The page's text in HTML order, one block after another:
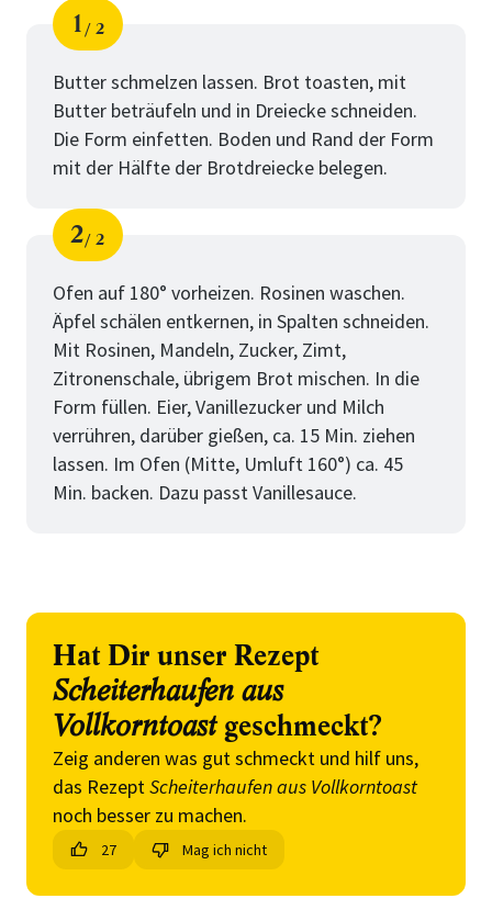
Schritt
1
von
2
Butter schmelzen lassen. Brot toasten, mit
Butter beträufeln und in Dreiecke schneiden.
Die Form einfetten. Boden und Rand der Form
mit der Hälfte der Brotdreiecke belegen.
Schritt
2
von
2
Ofen auf 180° vorheizen. Rosinen waschen.
Äpfel schälen entkernen, in Spalten schneiden.
Mit Rosinen, Mandeln, Zucker, Zimt,
Zitronenschale, übrigem Brot mischen. In die
Form füllen. Eier, Vanillezucker und Milch
verrühren, darüber gießen, ca. 15 Min. ziehen
lassen. Im Ofen (Mitte, Umluft 160°) ca. 45
Min. backen. Dazu passt Vanillesauce.
Hat Dir unser Rezept
Scheiterhaufen aus
Vollkorntoastgeschmeckt?
Zeig anderen was gut schmeckt und hilf uns,
das RezeptScheiterhaufen aus Vollkorntoast
noch besser zu machen.
27 Mag ich nicht